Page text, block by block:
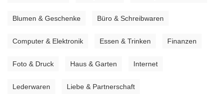
Blumen & Geschenke
Büro & Schreibwaren
Computer & Elektronik
Essen & Trinken
Finanzen
Foto & Druck
Haus & Garten
Internet
Lederwaren
Liebe & Partnerschaft